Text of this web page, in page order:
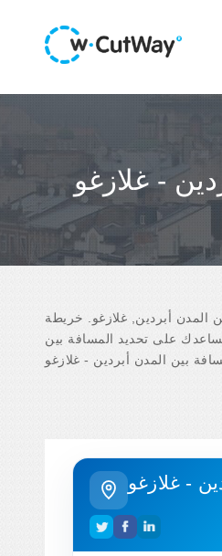
- غلازغو
المدن أبردين, غلازغو. خريطة
على تحديد المسافة بين
- غلازغو